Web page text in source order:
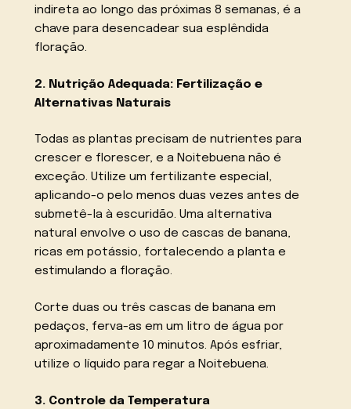
indireta ao longo das próximas 8 semanas, é a
chave para desencadear sua esplêndida
floração.
2. Nutrição Adequada: Fertilização e
Alternativas Naturais
Todas as plantas precisam de nutrientes para
crescer e florescer, e a Noitebuena não é
exceção. Utilize um fertilizante especial,
aplicando-o pelo menos duas vezes antes de
submetê-la à escuridão. Uma alternativa
natural envolve o uso de cascas de banana,
ricas em potássio, fortalecendo a planta e
estimulando a floração.
Corte duas ou três cascas de banana em
pedaços, ferva-as em um litro de água por
aproximadamente 10 minutos. Após esfriar,
utilize o líquido para regar a Noitebuena.
3. Controle da Temperatura